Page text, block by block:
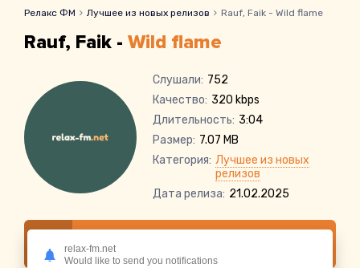
Релакс ФМ Лучшее из новых релизов Rauf, Faik - Wild flame
Rauf, Faik - Wild flame
Слушали: 752
Качество: 320 kbps
Длительность: 3:04
Размер: 7.07 MB
Категория: Лучшее из новых
релизов
Дата релиза: 21.02.2025
Слушать онлайн Rauf, Faik - Wild flame
relax-fm.net
Would like to send you notifications